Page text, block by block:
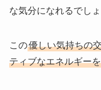
な気分になれるでしょ
この優しい気持ちの
ティブなエネルギー